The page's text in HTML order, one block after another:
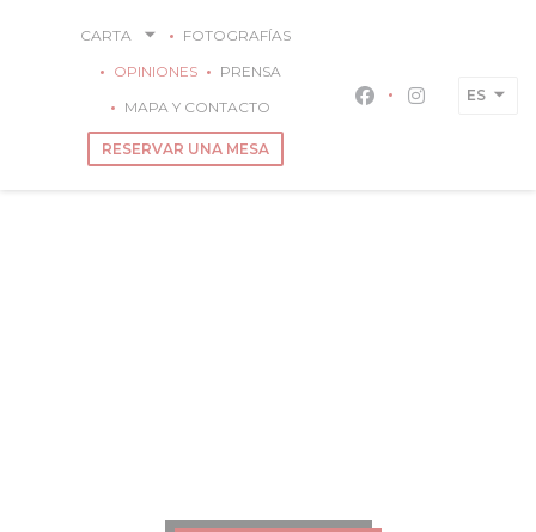
CARTA
FOTOGRAFÍAS
OPINIONES
PRENSA
MAPA Y CONTACTO
RESERVAR UNA MESA
Facebook ((abre
Instagram
ES